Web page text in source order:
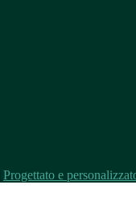
Progettato e